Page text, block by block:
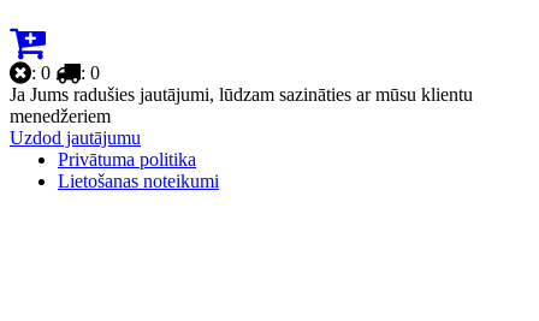
: 0
: 0
Ja Jums radušies jautājumi, lūdzam sazināties ar mūsu klientu
menedžeriem
Uzdod jautājumu
Privātuma politika
Lietošanas noteikumi